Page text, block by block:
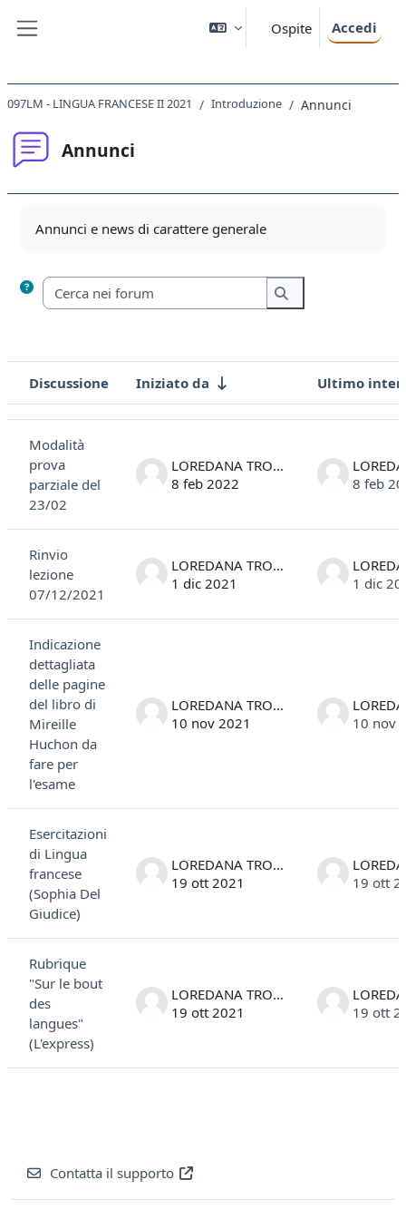
Ospite Accedi
097LM - LINGUA FRANCESE II 2021 Introduzione Annunci
Annunci
Annunci e news di carattere generale
Cerca nei forum
Cerca nei forum
Stato
Discussione Iniziato da Ultimo
Modalità
prova
parziale del
23/02
LOREDANA TROVATO
8 feb 2022
8 feb
Rinvio
lezione
07/12/2021
LOREDANA TROVATO
1 dic 2021
1 dic
Indicazione
dettagliata
delle pagine
del libro di
Mireille
Huchon da
fare per
l'esame
LOREDANA TROVATO
10 nov 2021
10 nov
Esercitazioni
di Lingua
francese
(Sophia Del
Giudice)
LOREDANA TROVATO
19 ott 2021
19 ott
Rubrique
"Sur le bout
des
langues"
(L'express)
LOREDANA TROVATO
19 ott 2021
19 ott
Contatta il supporto